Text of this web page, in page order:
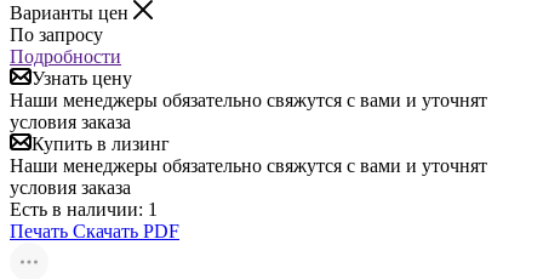
Варианты цен
По запросу
Подробности
Узнать цену
Наши менеджеры обязательно свяжутся с вами и уточнят
условия заказа
Купить в лизинг
Наши менеджеры обязательно свяжутся с вами и уточнят
условия заказа
Есть в наличии: 1
Печать Скачать PDF